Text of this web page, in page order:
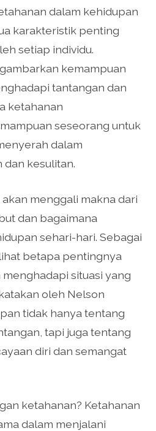
dalam kehidupan
karakteristik penting
setiap individu.
kemampuan
tantangan dan
ketahanan
seseorang untuk
dalam
kesulitan.
menggali makna dari
dan bagaimana
sehari-hari. Sebagai
betapa pentingnya
situasi yang
oleh Nelson
tidak hanya tentang
tapi juga tentang
diri dan semangat
ketahanan? Ketahanan
dalam menjalani